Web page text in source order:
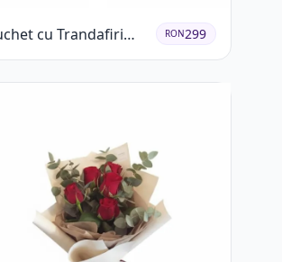
cu Trandafiri
și Garoafe Roz Pal
RON299